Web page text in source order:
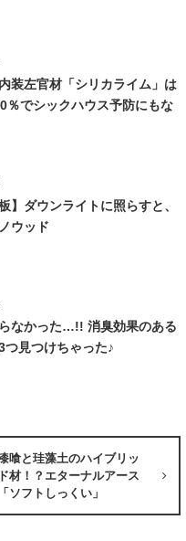
装左官材「シリカライム」は
％でシックハウス予防にもな
】ダウンライトに照らすと、
ウッド
なかった…!! 消臭効果のある
つ見つけちゃった♪
喰と珪藻土のハイブリッ
ド材！？エターナルアース
「ソフトしっくい」